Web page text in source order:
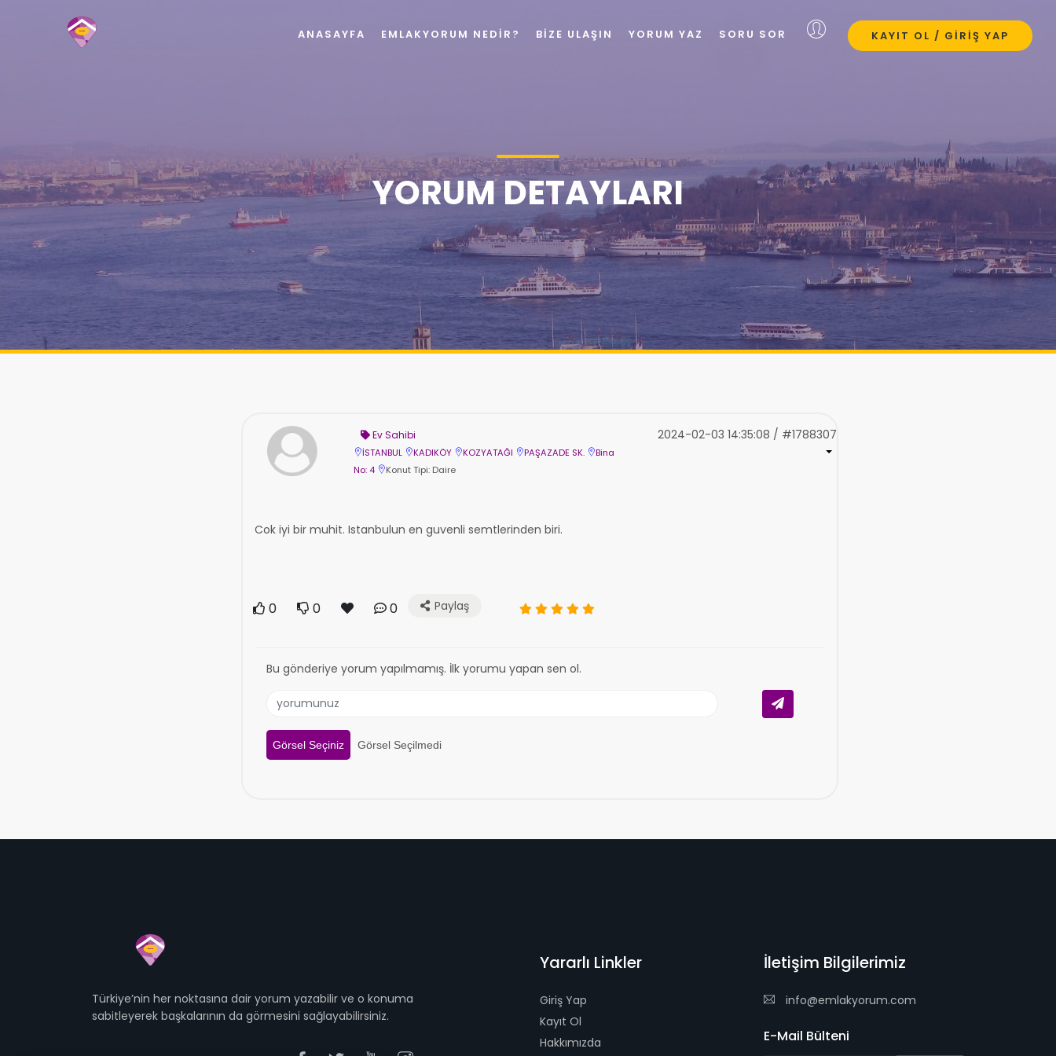
YORUM DETAYLARI
Ev Sahibi
İSTANBUL KADIKÖY KOZYATAĞI PAŞAZADE SK.
Bina
No: 4
Konut Tipi: Daire
2024-02-03 14:35:08 / #1788307
Cok iyi bir muhit. Istanbulun en guvenli semtlerinden biri.
0 0 0 Paylaş
Bu gönderiye yorum yapılmamış. İlk yorumu yapan sen ol.
Görsel Seçiniz Görsel Seçilmedi
Türkiye’nin her noktasına dair yorum yazabilir ve o konuma
sabitleyerek başkalarının da görmesini sağlayabilirsiniz.
Yararlı Linkler
Giriş Yap
Kayıt Ol
Hakkımızda
İletişim Bilgilerimiz
info@emlakyorum.com
E-Mail Bülteni
KAYIT OL / GIRIŞ YAP
ANASAYFA EMLAKYORUM NEDIR? BIZE ULAŞIN YORUM YAZ SORU SOR